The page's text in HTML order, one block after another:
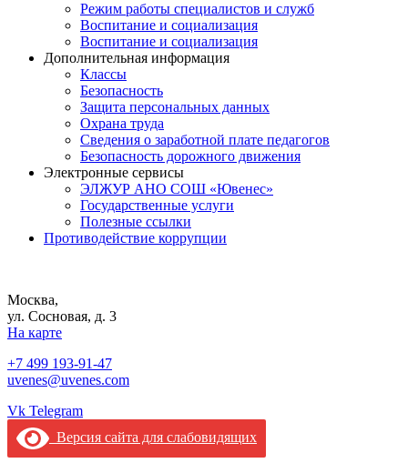
Режим работы специалистов и служб
Воспитание и социализация
Воспитание и социализация
Дополнительная информация
Классы
Безопасность
Защита персональных данных
Охрана труда
Сведения о заработной плате педагогов
Безопасность дорожного движения
Электронные сервисы
ЭЛЖУР АНО СОШ «Ювенес»
Государственные услуги
Полезные ссылки
Противодействие коррупции
Москва,
ул. Сосновая, д. 3
На карте
+7 499 193-91-47
uvenes@uvenes.com
Vk Telegram
Версия сайта для слабовидящих